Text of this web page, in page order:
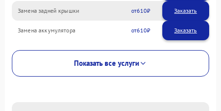
Замена задней крышки 610
Замена аккумулятора 610
Показать все услуги